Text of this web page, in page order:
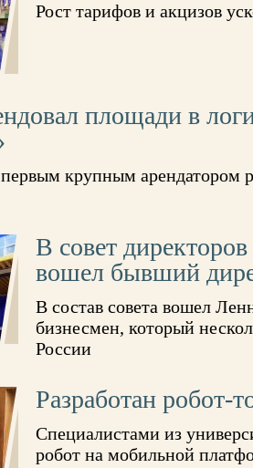
Рост тарифов и акцизов
площади в
крупным арендатором
В совет
вошел бывший
В состав совета вошел
бизнесмен, который
России
Разработан робот-
Специалистами из
робот на мобильной